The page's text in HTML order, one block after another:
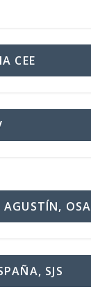
CEE
AGUSTÍN, OSA
SJS